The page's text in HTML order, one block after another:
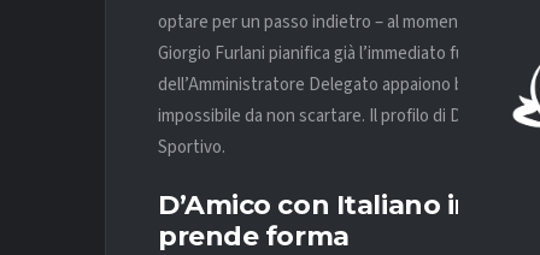
optare per un passo indietro – al momento
Giorgio Furlani pianifica già l’immediato futuro del
dell’Amministratore Delegato appaiono ben
impossibile da non scartare. Il profilo di D’Amico
Sportivo.
D’Amico con Italiano in
prende forma